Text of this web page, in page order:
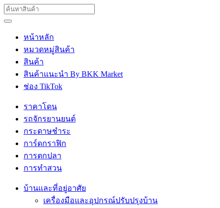
หน้าหลัก
หมวดหมู่สินค้า
สินค้า
สินค้าแนะนำ By BKK Market
ช่อง TikTok
ราคาโดน
รถจักรยานยนต์
กระดาษชำระ
การ์ดกราฟิก
การตกปลา
การทำสวน
บ้านและที่อยู่อาศัย
เครื่องมือและอุปกรณ์ปรับปรุงบ้าน